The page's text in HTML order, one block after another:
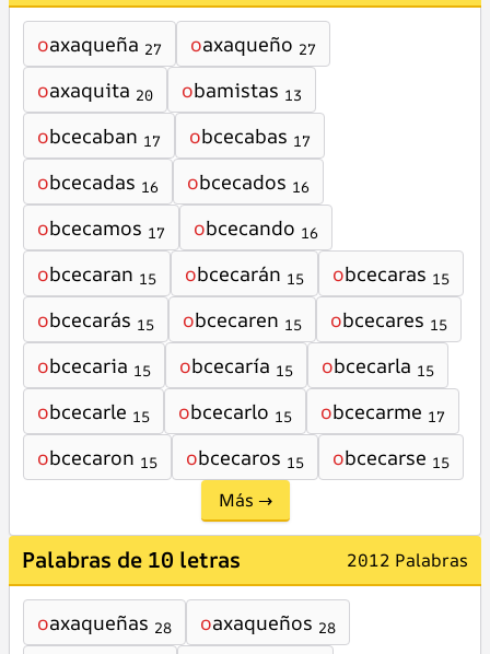
oaxaqueña 27 oaxaqueño 27
oaxaquita 20 obamistas 13
obcecaban 17 obcecabas 17
obcecadas 16 obcecados 16
obcecamos 17 obcecando 16
obcecaran 15 obcecarán 15 obcecaras 15
obcecarás 15 obcecaren 15 obcecares 15
obcecaria 15 obcecaría 15 obcecarla 15
obcecarle 15 obcecarlo 15 obcecarme 17
obcecaron 15 obcecaros 15 obcecarse 15
Más →
Palabras de 10 letras 2012 Palabras
oaxaqueñas 28 oaxaqueños 28